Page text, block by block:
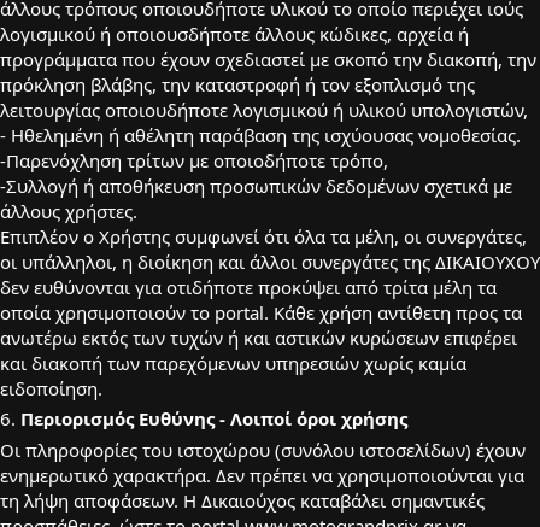
άλλους τρόπους οποιουδήποτε υλικού το οποίο περιέχει ιούς
λογισμικού ή οποιουσδήποτε άλλους κώδικες, αρχεία ή
προγράμματα που έχουν σχεδιαστεί με σκοπό την διακοπή, την
πρόκληση βλάβης, την καταστροφή ή τον εξοπλισμό της
λειτουργίας οποιουδήποτε λογισμικού ή υλικού υπολογιστών,
- Hθελημένη ή αθέλητη παράβαση της ισχύουσας νομοθεσίας.
-Παρενόχληση τρίτων με οποιοδήποτε τρόπο,
-Συλλογή ή αποθήκευση προσωπικών δεδομένων σχετικά με
άλλους χρήστες.
Επιπλέον ο Χρήστης συμφωνεί ότι όλα τα μέλη, οι συνεργάτες,
οι υπάλληλοι, η διοίκηση και άλλοι συνεργάτες της ΔΙΚΑΙΟΥΧΟΥ
δεν ευθύνονται για οτιδήποτε προκύψει από τρίτα μέλη τα
οποία χρησιμοποιούν το portal. Κάθε χρήση αντίθετη προς τα
ανωτέρω εκτός των τυχών ή και αστικών κυρώσεων επιφέρει
και διακοπή των παρεχόμενων υπηρεσιών χωρίς καμία
ειδοποίηση.
6. Περιορισμός Ευθύνης - Λοιποί όροι χρήσης
Οι πληροφορίες του ιστοχώρου (συνόλου ιστοσελίδων) έχουν
ενημερωτικό χαρακτήρα. Δεν πρέπει να χρησιμοποιούνται για
τη λήψη αποφάσεων. Η Δικαιούχος καταβάλει σημαντικές